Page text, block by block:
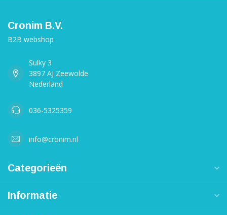
Cronim B.V.
B2B webshop
Sulky 3
3897 AJ Zeewolde
Nederland
036-5325359
info@cronim.nl
Categorieën
Informatie